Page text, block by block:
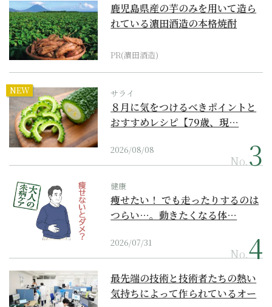
鹿児島県産の芋のみを用いて造ら
れている濵田酒造の本格焼酎
PR(濵田酒造)
NEW サライ
８月に気をつけるべきポイントと
おすすめレシピ【79歳、現…
2026/08/08
No.
健康
痩せたい！ でも走ったりするのは
つらい…。動きたくなる体…
2026/07/31
No.
最先端の技術と技術者たちの熱い
気持ちによって作られているオー